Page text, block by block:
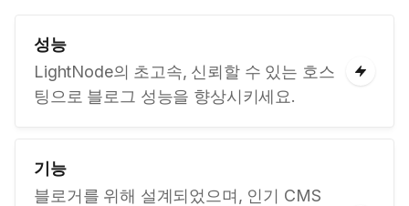
성능
LightNode의 초고속, 신뢰할 수 있는 호스
팅으로 블로그 성능을 향상시키세요.
기능
블로거를 위해 설계되었으며, 인기 CMS